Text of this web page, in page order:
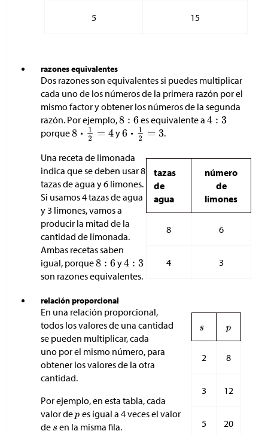
5 15
razones equivalentes
Dos razones son equivalentes si puedes multiplicar
cada uno de los números de la primera razón por el
mismo factor y obtener los números de la segunda
razón. Por ejemplo,
es equivalente a
porque
y .
Una receta de limonada
indica que se deben usar 8
tazas de agua y 6 limones.
Si usamos 4 tazas de agua
y 3 limones, vamos a
producir la mitad de la
cantidad de limonada.
Ambas recetas saben
igual, porque
y
son razones equivalentes.
tazas
de
agua
número
de
limones
8 6
4 3
relación proporcional
En una relación proporcional,
todos los valores de una cantidad
se pueden multiplicar, cada
uno por el mismo número, para
obtener los valores de la otra
cantidad.
Por ejemplo, en esta tabla, cada
valor de
es igual a 4 veces el valor
de
en la misma fila.
2 8
3 12
5 20